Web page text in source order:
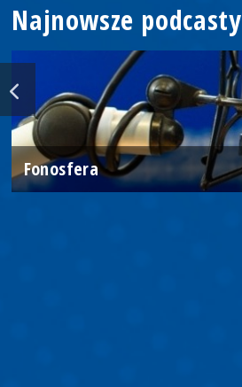
Najnowsze podcasty
Fonosfera